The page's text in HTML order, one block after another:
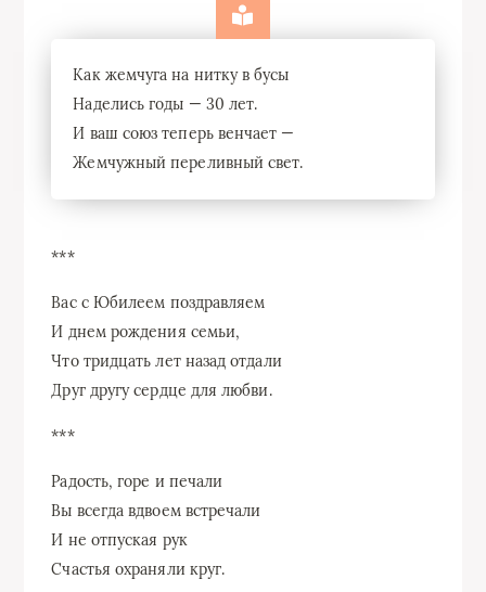
Как жемчуга на нитку в бусы
Наделись годы — 30 лет.
И ваш союз теперь венчает —
Жемчужный переливный свет.
***
Вас с Юбилеем поздравляем
И днем рождения семьи,
Что тридцать лет назад отдали
Друг другу сердце для любви.
***
Радость, горе и печали
Вы всегда вдвоем встречали
И не отпуская рук
Счастья охраняли круг.